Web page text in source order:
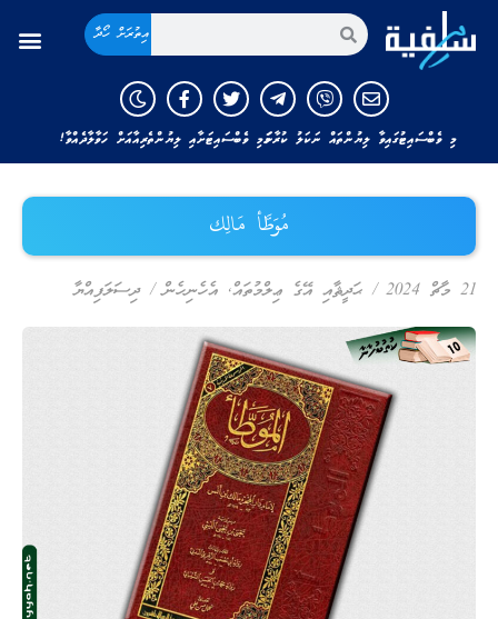
އިތުރަށް ހޯދާ
މި ވެބްސައިޓުގައިވާ ލިޔުންތައް ނަކަލު ކުރާނަމަ މި ވެބްސައިޓަށާއި ލިޔުންތެރިއާއަށް ހަވާލާދެއްވާ!
مُوَطَّأ مَالِك
21 މާޗް 2024 / ޙަދީޘާއި އޭގެ ޢިލްމުތައް, އެހެނިހެން / ދިސަލަފިއްޔާ